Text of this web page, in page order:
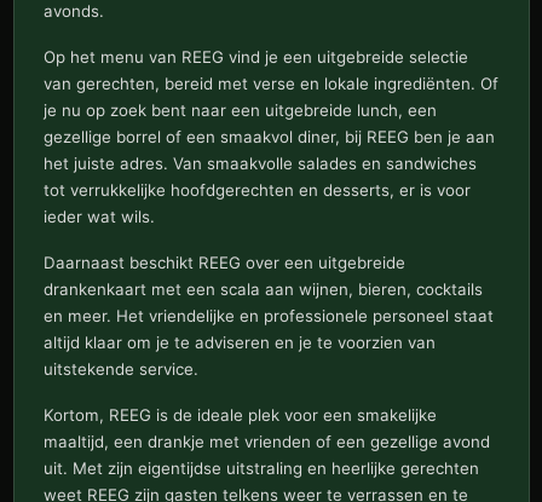
avonds.
Op het menu van REEG vind je een uitgebreide selectie
van gerechten, bereid met verse en lokale ingrediënten. Of
je nu op zoek bent naar een uitgebreide lunch, een
gezellige borrel of een smaakvol diner, bij REEG ben je aan
het juiste adres. Van smaakvolle salades en sandwiches
tot verrukkelijke hoofdgerechten en desserts, er is voor
ieder wat wils.
Daarnaast beschikt REEG over een uitgebreide
drankenkaart met een scala aan wijnen, bieren, cocktails
en meer. Het vriendelijke en professionele personeel staat
altijd klaar om je te adviseren en je te voorzien van
uitstekende service.
Kortom, REEG is de ideale plek voor een smakelijke
maaltijd, een drankje met vrienden of een gezellige avond
uit. Met zijn eigentijdse uitstraling en heerlijke gerechten
weet REEG zijn gasten telkens weer te verrassen en te